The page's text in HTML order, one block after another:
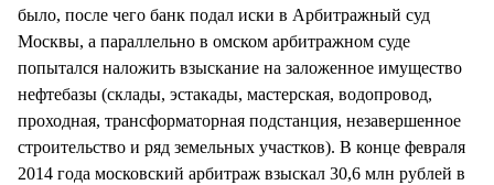
было, после чего банк подал иски в Арбитражный суд
Москвы, а параллельно в омском арбитражном суде
попытался наложить взыскание на заложенное имущество
нефтебазы (склады, эстакады, мастерская, водопровод,
проходная, трансформаторная подстанция, незавершенное
строительство и ряд земельных участков). В конце февраля
2014 года московский арбитраж взыскал 30,6 млн рублей в